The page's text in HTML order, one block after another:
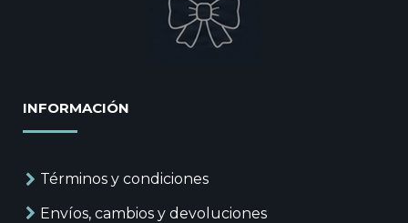
INFORMACIÓN
Términos y condiciones
Envíos, cambios y devoluciones